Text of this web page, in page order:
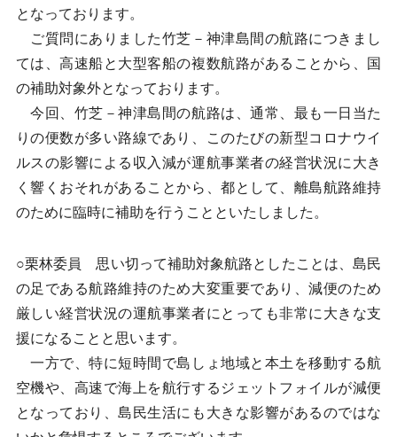
となっております。
ご質問にありました竹芝－神津島間の航路につきまし
ては、高速船と大型客船の複数航路があることから、国
の補助対象外となっております。
今回、竹芝－神津島間の航路は、通常、最も一日当た
りの便数が多い路線であり、このたびの新型コロナウイ
ルスの影響による収入減が運航事業者の経営状況に大き
く響くおそれがあることから、都として、離島航路維持
のために臨時に補助を行うことといたしました。
○栗林委員 思い切って補助対象航路としたことは、島民
の足である航路維持のため大変重要であり、減便のため
厳しい経営状況の運航事業者にとっても非常に大きな支
援になることと思います。
一方で、特に短時間で島しょ地域と本土を移動する航
空機や、高速で海上を航行するジェットフォイルが減便
となっており、島民生活にも大きな影響があるのではな